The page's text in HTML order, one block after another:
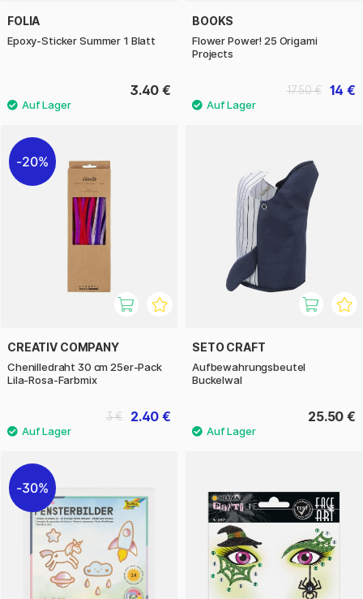
FOLIA
Epoxy-Sticker Summer 1 Blatt
3.40 €
BOOKS
Flower Power! 25 Origami
Projects
14 €
17.50 €
20%
CREATIV COMPANY
Chenilledraht 30 cm 25er-Pack
Lila-Rosa-Farbmix
2.40 €
3 €
SETO CRAFT
Aufbewahrungsbeutel
Buckelwal
25.50 €
30%